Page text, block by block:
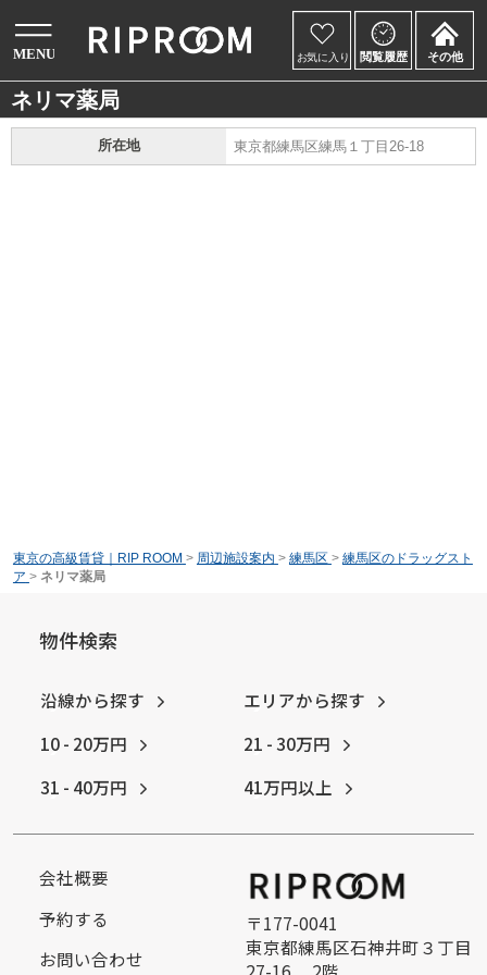
ネリマ薬局
所在地 東京都練馬区練馬１丁目26-18
東京の高級賃貸｜RIP ROOM > 周辺施設案内 > 練馬区 > 練馬区のドラッグスト
ア > ネリマ薬局
物件検索
沿線から探す
エリアから探す
10 - 20万円
21 - 30万円
31 - 40万円
41万円以上
会社概要
予約する
お問い合わせ
〒177-0041
東京都練馬区石神井町３丁目